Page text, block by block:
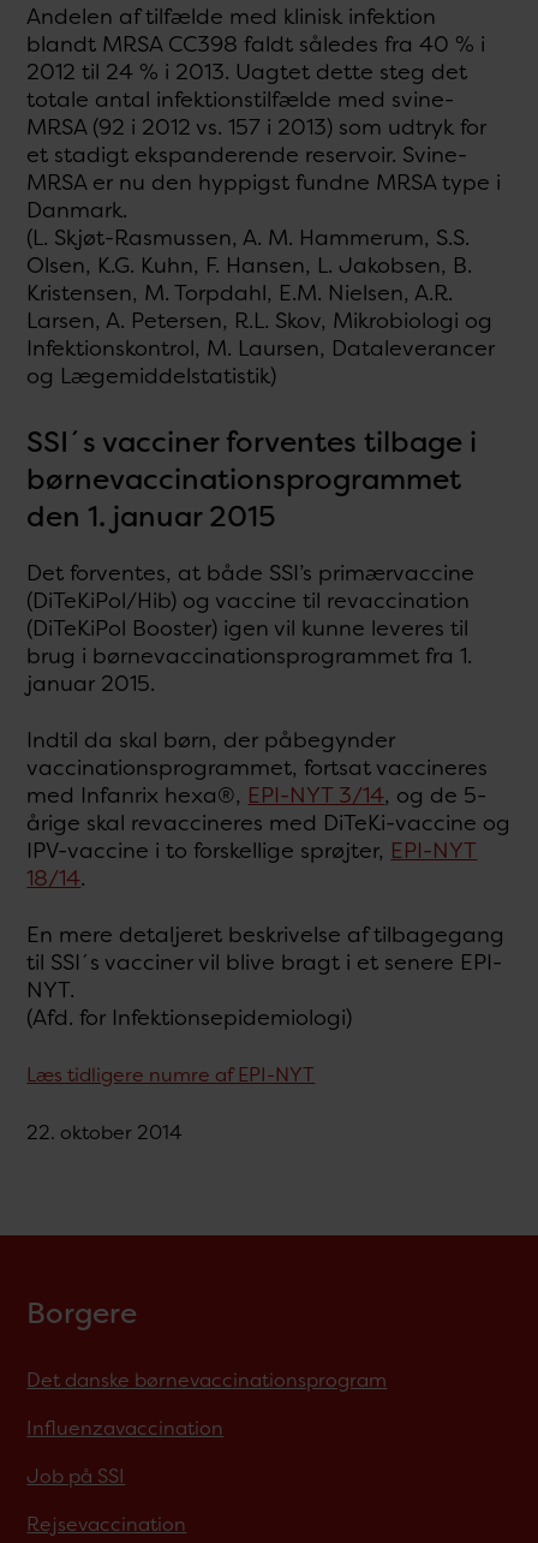
Andelen af tilfælde med klinisk infektion
blandt MRSA CC398 faldt således fra 40 % i
2012 til 24 % i 2013. Uagtet dette steg det
totale antal infektionstilfælde med svine-
MRSA (92 i 2012 vs. 157 i 2013) som udtryk for
et stadigt ekspanderende reservoir. Svine-
MRSA er nu den hyppigst fundne MRSA type i
Danmark.
(L. Skjøt-Rasmussen, A. M. Hammerum, S.S.
Olsen, K.G. Kuhn, F. Hansen, L. Jakobsen, B.
Kristensen, M. Torpdahl, E.M. Nielsen, A.R.
Larsen, A. Petersen, R.L. Skov, Mikrobiologi og
Infektionskontrol, M. Laursen, Dataleverancer
og Lægemiddelstatistik)
SSI´s vacciner forventes tilbage i
børnevaccinationsprogrammet
den 1. januar 2015
Det forventes, at både SSI’s primærvaccine
(DiTeKiPol/Hib) og vaccine til revaccination
(DiTeKiPol Booster) igen vil kunne leveres til
brug i børnevaccinationsprogrammet fra 1.
januar 2015.
Indtil da skal børn, der påbegynder
vaccinationsprogrammet, fortsat vaccineres
med Infanrix hexa®, EPI-NYT 3/14, og de 5-
årige skal revaccineres med DiTeKi-vaccine og
IPV-vaccine i to forskellige sprøjter, EPI-NYT
18/14.
En mere detaljeret beskrivelse af tilbagegang
til SSI´s vacciner vil blive bragt i et senere EPI-
NYT.
(Afd. for Infektionsepidemiologi)
Læs tidligere numre af EPI-NYT
22. oktober 2014
Borgere
Det danske børnevaccinationsprogram
Influenzavaccination
Job på SSI
Rejsevaccination